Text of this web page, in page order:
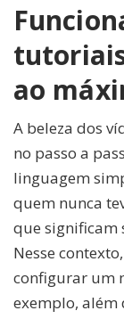
ao
A beleza dos
no passo a
linguagem
quem nunca
que significam
Nesse
configurar um
exemplo, além